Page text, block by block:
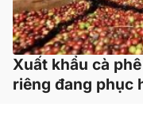
Xuất khẩu cà
riêng đang phục